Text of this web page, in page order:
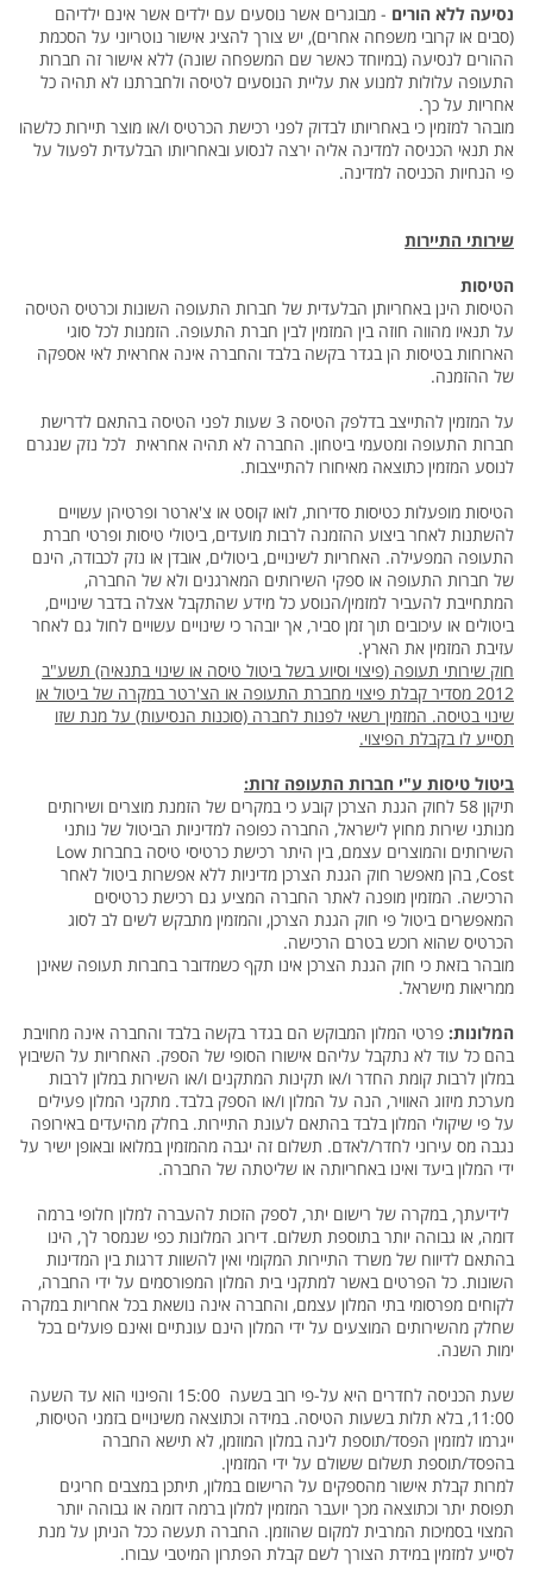
נסיעה ללא הורים - מבוגרים אשר נוסעים עם ילדים אשר אינם ילדיהם
(סבים או קרובי משפחה אחרים), יש צורך להציג אישור נוטריוני על הסכמת
ההורים לנסיעה (במיוחד כאשר שם המשפחה שונה) ללא אישור זה חברות
התעופה עלולות למנוע את עליית הנוסעים לטיסה ולחברתנו לא תהיה כל
אחריות על כך.
מובהר למזמין כי באחריותו לבדוק לפני רכישת הכרטיס ו/או מוצר תיירות כלשהו
את תנאי הכניסה למדינה אליה ירצה לנסוע ובאחריותו הבלעדית לפעול על
פי הנחיות הכניסה למדינה.
שירותי התיירות
הטיסות
הטיסות הינן באחריותן הבלעדית של חברות התעופה השונות וכרטיס הטיסה
על תנאיו מהווה חוזה בין המזמין לבין חברת התעופה. הזמנות לכל סוגי
הארוחות בטיסות הן בגדר בקשה בלבד והחברה אינה אחראית לאי אספקה
של ההזמנה.
על המזמין להתייצב בדלפק הטיסה 3 שעות לפני הטיסה בהתאם לדרישת
חברות התעופה ומטעמי ביטחון. החברה לא תהיה אחראית לכל נזק שנגרם
לנוסע המזמין כתוצאה מאיחורו להתייצבות.
הטיסות מופעלות כטיסות סדירות, לואו קוסט או צ'ארטר ופרטיהן עשויים
להשתנות לאחר ביצוע ההזמנה לרבות מועדים, ביטולי טיסות ופרטי חברת
התעופה המפעילה. האחריות לשינויים, ביטולים, אובדן או נזק לכבודה, הינם
של חברות התעופה או ספקי השירותים המארגנים ולא של החברה,
המתחייבת להעביר למזמין/הנוסע כל מידע שהתקבל אצלה בדבר שינויים,
ביטולים או עיכובים תוך זמן סביר, אך יובהר כי שינויים עשויים לחול גם לאחר
עזיבת המזמין את הארץ.
חוק שירותי תעופה (פיצוי וסיוע בשל ביטול טיסה או שינוי בתנאיה) תשע"ב
2012 מסדיר קבלת פיצוי מחברת התעופה או הצ'רטר במקרה של ביטול או
שינוי בטיסה. המזמין רשאי לפנות לחברה (סוכנות הנסיעות) על מנת שזו
תסייע לו בקבלת הפיצוי.
ביטול טיסות ע"י חברות התעופה זרות:
תיקון 58 לחוק הגנת הצרכן קובע כי במקרים של הזמנת מוצרים ושירותים
מנותני שירות מחוץ לישראל, החברה כפופה למדיניות הביטול של נותני
השירותים והמוצרים עצמם, בין היתר רכישת כרטיסי טיסה בחברות Low
Cost, בהן מאפשר חוק הגנת הצרכן מדיניות ללא אפשרות ביטול לאחר
הרכישה. המזמין מופנה לאתר החברה המציע גם רכישת כרטיסים
המאפשרים ביטול פי חוק הגנת הצרכן, והמזמין מתבקש לשים לב לסוג
הכרטיס שהוא רוכש בטרם הרכישה.
מובהר בזאת כי חוק הגנת הצרכן אינו תקף כשמדובר בחברות תעופה שאינן
ממריאות מישראל.
המלונות: פרטי המלון המבוקש הם בגדר בקשה בלבד והחברה אינה מחויבת
בהם כל עוד לא נתקבל עליהם אישורו הסופי של הספק. האחריות על השיבוץ
במלון לרבות קומת החדר ו/או תקינות המתקנים ו/או השירות במלון לרבות
מערכת מיזוג האוויר, הנה על המלון ו/או הספק בלבד. מתקני המלון פעילים
על פי שיקולי המלון בלבד בהתאם לעונת התיירות. בחלק מהיעדים באירופה
נגבה מס עירוני לחדר/לאדם. תשלום זה יגבה מהמזמין במלואו ובאופן ישיר על
ידי המלון ביעד ואינו באחריותה או שליטתה של החברה.
לידיעתך, במקרה של רישום יתר, לספק הזכות להעברה למלון חלופי ברמה
דומה, או גבוהה יותר בתוספת תשלום. דירוג המלונות כפי שנמסר לך, הינו
בהתאם לדיווח של משרד התיירות המקומי ואין להשוות דרגות בין המדינות
השונות. כל הפרטים באשר למתקני בית המלון המפורסמים על ידי החברה,
לקוחים מפרסומי בתי המלון עצמם, והחברה אינה נושאת בכל אחריות במקרה
שחלק מהשירותים המוצעים על ידי המלון הינם עונתיים ואינם פועלים בכל
ימות השנה.
שעת הכניסה לחדרים היא על-פי רוב בשעה 15:00 והפינוי הוא עד השעה
11:00, בלא תלות בשעות הטיסה. במידה וכתוצאה משינויים בזמני הטיסות,
ייגרמו למזמין הפסד/תוספת לינה במלון המוזמן, לא תישא החברה
בהפסד/תוספת תשלום ששולם על ידי המזמין.
למרות קבלת אישור מהספקים על הרישום במלון, תיתכן במצבים חריגים
תפוסת יתר וכתוצאה מכך יועבר המזמין למלון ברמה דומה או גבוהה יותר
המצוי בסמיכות המרבית למקום שהוזמן. החברה תעשה ככל הניתן על מנת
לסייע למזמין במידת הצורך לשם קבלת הפתרון המיטבי עבורו.